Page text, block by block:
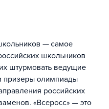
— самое
школьников
штурмовать ведущие
призеры олимпиады
российских
«Всеросс» — это